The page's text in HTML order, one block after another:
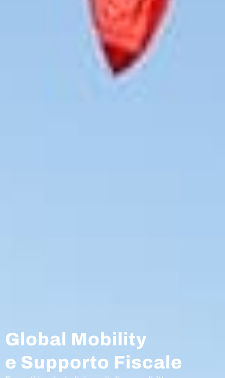
Global Mobility
e Supporto Fiscale